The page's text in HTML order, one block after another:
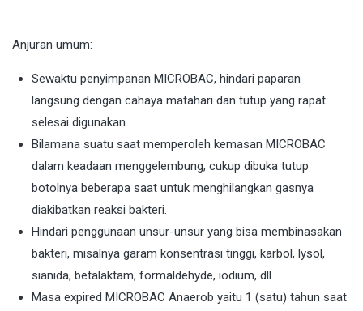
Anjuran umum:
Sewaktu penyimpanan MICROBAC, hindari paparan
langsung dengan cahaya matahari dan tutup yang rapat
selesai digunakan.
Bilamana suatu saat memperoleh kemasan MICROBAC
dalam keadaan menggelembung, cukup dibuka tutup
botolnya beberapa saat untuk menghilangkan gasnya
diakibatkan reaksi bakteri.
Hindari penggunaan unsur-unsur yang bisa membinasakan
bakteri, misalnya garam konsentrasi tinggi, karbol, lysol,
sianida, betalaktam, formaldehyde, iodium, dll.
Masa expired MICROBAC Anaerob yaitu 1 (satu) tahun saat